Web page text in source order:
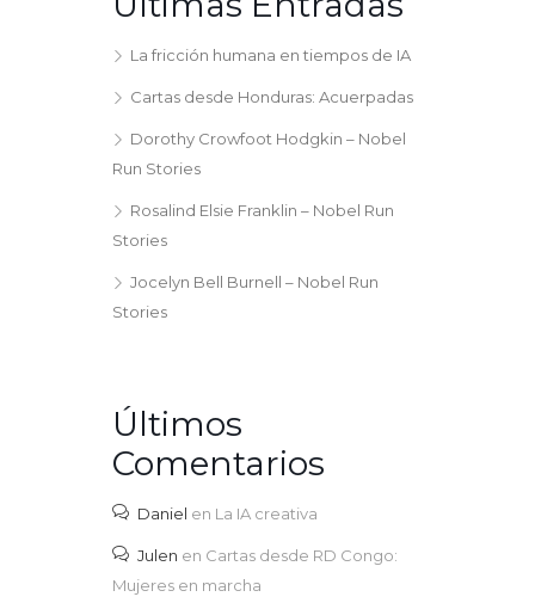
La fricción humana en tiempos de IA
Cartas desde Honduras: Acuerpadas
Dorothy Crowfoot Hodgkin – Nobel
Run Stories
Rosalind Elsie Franklin – Nobel Run
Stories
Jocelyn Bell Burnell – Nobel Run
Stories
Últimos
Comentarios
Daniel en La IA creativa
Julen en Cartas desde RD Congo:
Mujeres en marcha